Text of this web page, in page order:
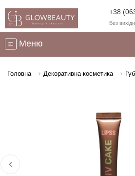
+38
Без
Меню
Головна Декоративна косметика